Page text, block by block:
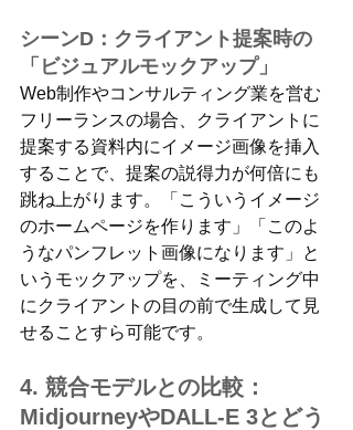
シーンD：クライアント提案時の
「ビジュアルモックアップ」
Web制作やコンサルティング業を営む
フリーランスの場合、クライアントに
提案する資料内にイメージ画像を挿入
することで、提案の説得力が何倍にも
跳ね上がります。「こういうイメージ
のホームページを作ります」「このよ
うなパンフレット画像になります」と
いうモックアップを、ミーティング中
にクライアントの目の前で生成して見
せることすら可能です。
4. 競合モデルとの比較：
MidjourneyやDALL-E 3とどう